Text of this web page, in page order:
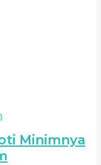
Minimnya